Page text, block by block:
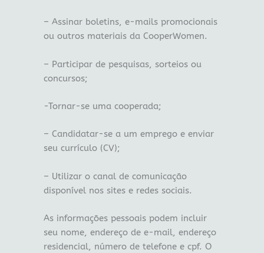
– Assinar boletins, e-mails promocionais
ou outros materiais da CooperWomen.
– Participar de pesquisas, sorteios ou
concursos;
-Tornar-se uma cooperada;
– Candidatar-se a um emprego e enviar
seu currículo (CV);
– Utilizar o canal de comunicação
disponível nos sites e redes sociais.
As informações pessoais podem incluir
seu nome, endereço de e-mail, endereço
residencial, número de telefone e cpf. O